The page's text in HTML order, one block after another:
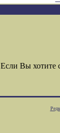
Если Вы хотите